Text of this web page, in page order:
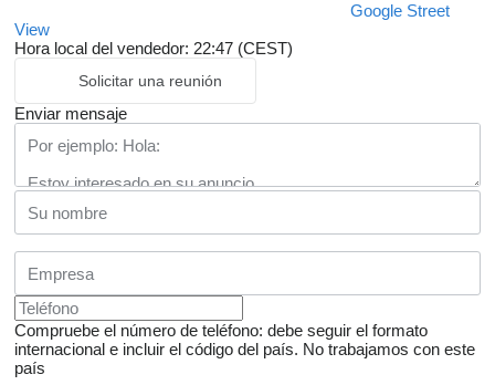
Google Street
View
Hora local del vendedor: 22:47 (CEST)
Solicitar una reunión
Enviar mensaje
Compruebe el número de teléfono: debe seguir el formato
internacional e incluir el código del país. No trabajamos con este
país